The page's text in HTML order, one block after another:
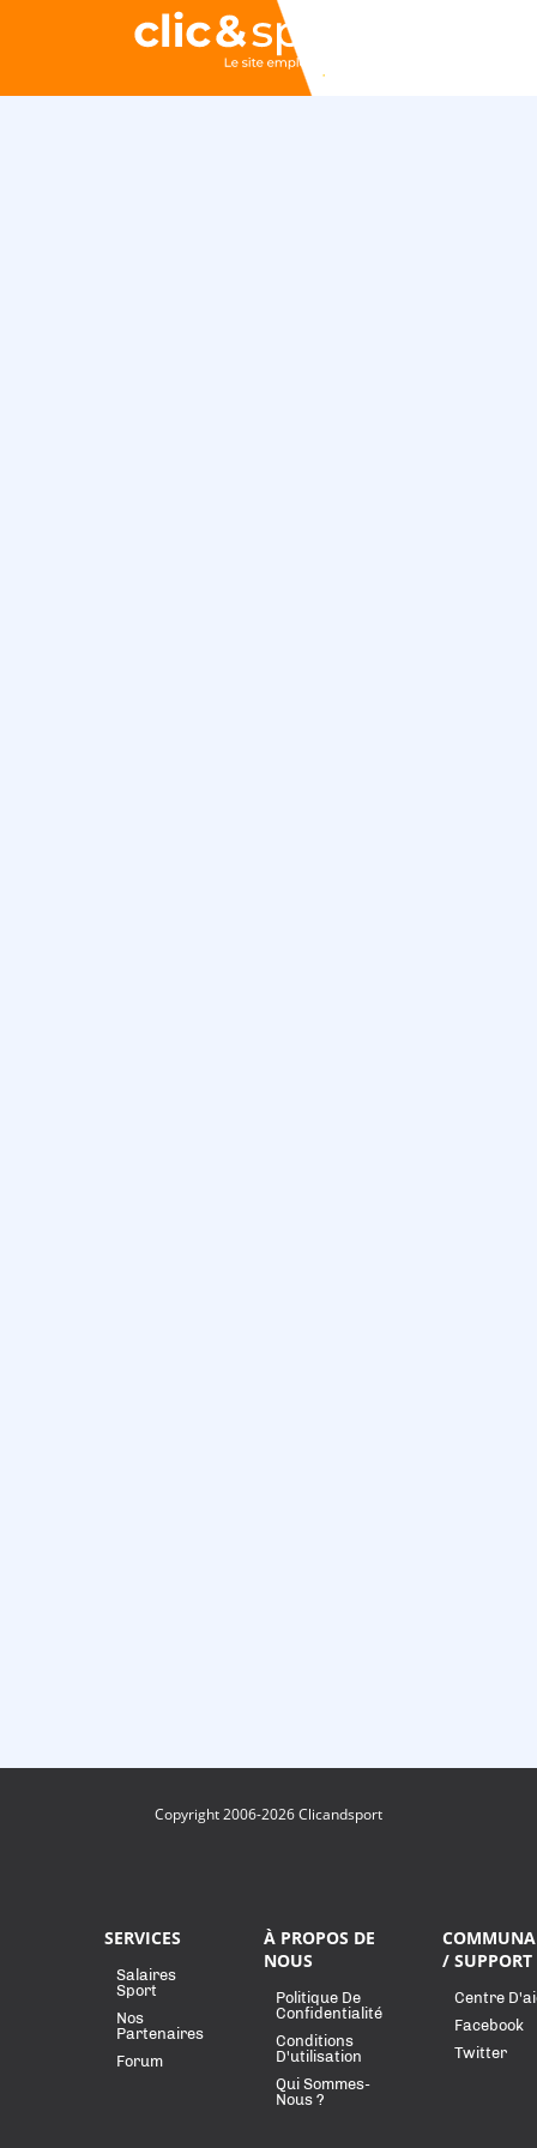
Copyright 2006-2026 Clicandsport
SERVICES
Salaires
Sport
Nos
Partenaires
Forum
À PROPOS DE
NOUS
Politique De
Confidentialité
Conditions
D'utilisation
Qui Sommes-
Nous ?
/ SUPPORT
Centre
Facebook
Twitter